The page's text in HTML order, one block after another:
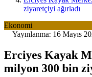
ziyaretçiyi ağırladı
Ekonomi
Yayınlanma: 16 Mayıs
Erciyes Kayak
milyon 300 bin